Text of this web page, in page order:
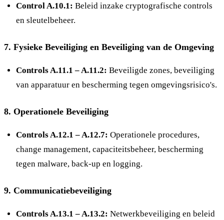
Control A.10.1: Beleid inzake cryptografische controls
en sleutelbeheer.
7. Fysieke Beveiliging en Beveiliging van de Omgeving
Controls A.11.1 – A.11.2: Beveiligde zones, beveiliging
van apparatuur en bescherming tegen omgevingsrisico's.
8. Operationele Beveiliging
Controls A.12.1 – A.12.7: Operationele procedures,
change management, capaciteitsbeheer, bescherming
tegen malware, back-up en logging.
9. Communicatiebeveiliging
Controls A.13.1 – A.13.2: Netwerkbeveiliging en beleid